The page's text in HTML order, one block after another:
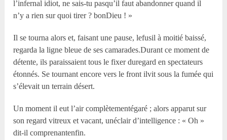
l’infernal idiot, ne sais-tu pasqu’il faut abandonner quand il
n’y a rien sur quoi tirer ? bonDieu ! »
Il se tourna alors et, faisant une pause, lefusil à moitié baissé,
regarda la ligne bleue de ses camarades.Durant ce moment de
détente, ils paraissaient tous le fixer duregard en spectateurs
étonnés. Se tournant encore vers le front ilvit sous la fumée qui
s’élevait un terrain désert.
Un moment il eut l’air complètementégaré ; alors apparut sur
son regard vitreux et vacant, unéclair d’intelligence : « Oh »
dit-il comprenantenfin.